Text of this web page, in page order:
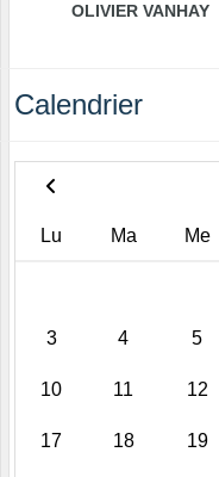
OLIVIER VANHAY
Calendrier
Lu Ma Me
3 4 5
10 11 12
17 18 19